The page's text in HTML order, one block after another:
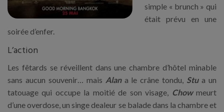
simple « brunch » qui
était prévu en une
soirée d’enfer.
L’action
Les fêtards se réveillent dans une chambre d’hôtel minable
sans aucun souvenir… mais Alana le crâne tondu, Stua un
tatouage qui occupe la moitié de son visage, Chowmeurt
d’une overdose, un singe dealeur se balade dans la chambre et